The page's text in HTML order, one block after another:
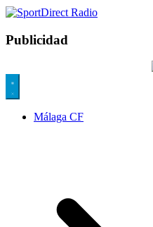
Publicidad
Málaga CF